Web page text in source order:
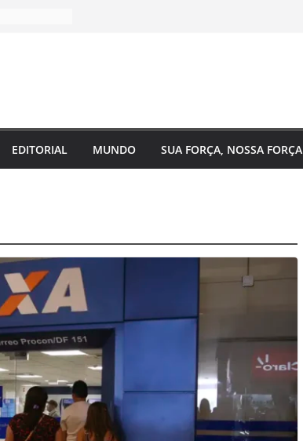
EDITORIAL MUNDO SUA FORÇA, NOSSA FORÇA